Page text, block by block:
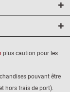
plus caution pour les
pouvant être
hors frais de port).